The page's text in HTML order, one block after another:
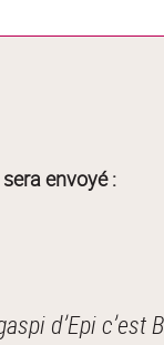
envoyé :
d’Epi c’est